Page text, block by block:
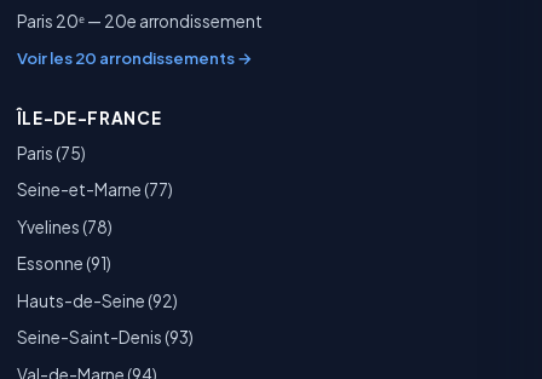
Paris 20ᵉ — 20e arrondissement
Voir les 20 arrondissements →
ÎLE-DE-FRANCE
Paris (75)
Seine-et-Marne (77)
Yvelines (78)
Essonne (91)
Hauts-de-Seine (92)
Seine-Saint-Denis (93)
Val-de-Marne (94)